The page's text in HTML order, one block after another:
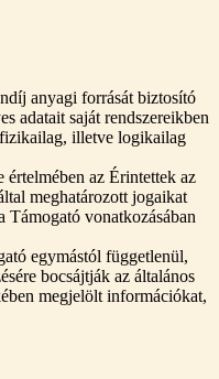
anyagi forrását biztosító
adatait saját rendszereikben
illetve logikailag
az Érintettek az
meghatározott jogaikat
vonatkozásában
egymástól függetlenül,
bocsájtják az általános
megjelölt információkat,